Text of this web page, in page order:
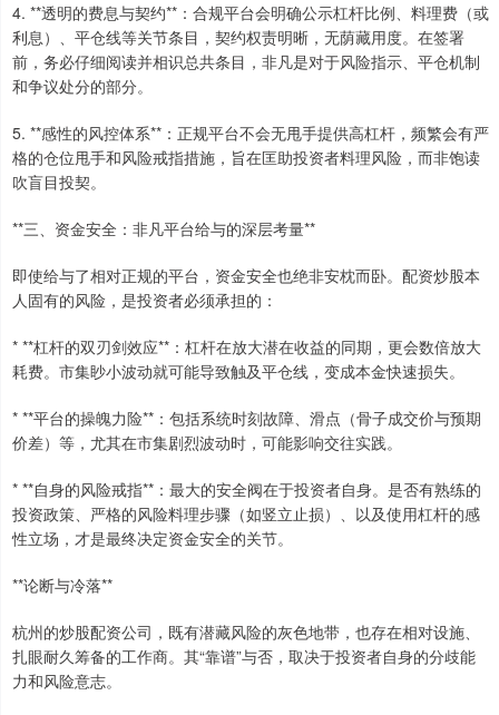
4. **透明的费息与契约**：合规平台会明确公示杠杆比例、料理费（或
利息）、平仓线等关节条目，契约权责明晰，无荫藏用度。在签署
前，务必仔细阅读并相识总共条目，非凡是对于风险指示、平仓机制
和争议处分的部分。
5. **感性的风控体系**：正规平台不会无甩手提供高杠杆，频繁会有严
格的仓位甩手和风险戒指措施，旨在匡助投资者料理风险，而非饱读
吹盲目投契。
**三、资金安全：非凡平台给与的深层考量**
即使给与了相对正规的平台，资金安全也绝非安枕而卧。配资炒股本
人固有的风险，是投资者必须承担的：
* **杠杆的双刃剑效应**：杠杆在放大潜在收益的同期，更会数倍放大
耗费。市集眇小波动就可能导致触及平仓线，变成本金快速损失。
* **平台的操魄力险**：包括系统时刻故障、滑点（骨子成交价与预期
价差）等，尤其在市集剧烈波动时，可能影响交往实践。
* **自身的风险戒指**：最大的安全阀在于投资者自身。是否有熟练的
投资政策、严格的风险料理步骤（如竖立止损）、以及使用杠杆的感
性立场，才是最终决定资金安全的关节。
**论断与冷落**
杭州的炒股配资公司，既有潜藏风险的灰色地带，也存在相对设施、
扎眼耐久筹备的工作商。其“靠谱”与否，取决于投资者自身的分歧能
力和风险意志。